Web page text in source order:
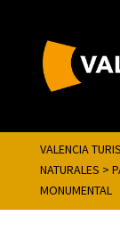
VALENCIA
NATURALES >
MONUMENTAL